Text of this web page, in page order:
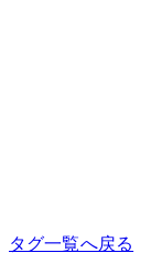
タグ一覧へ戻る